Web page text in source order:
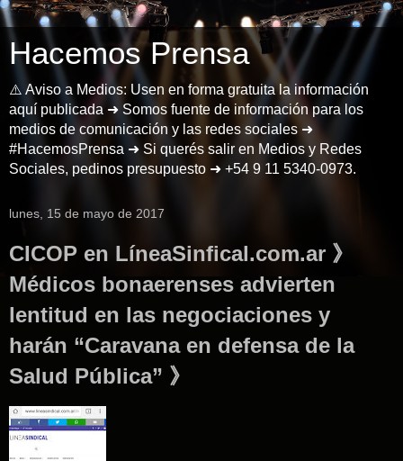
Hacemos Prensa
⚠️ Aviso a Medios: Usen en forma gratuita la información
aquí publicada ➜ Somos fuente de información para los
medios de comunicación y las redes sociales ➜
#HacemosPrensa ➜ Si querés salir en Medios y Redes
Sociales, pedinos presupuesto ➜ +54 9 11 5340-0973.
lunes, 15 de mayo de 2017
CICOP en LíneaSinfical.com.ar 》
Médicos bonaerenses advierten
lentitud en las negociaciones y
harán “Caravana en defensa de la
Salud Pública” 》